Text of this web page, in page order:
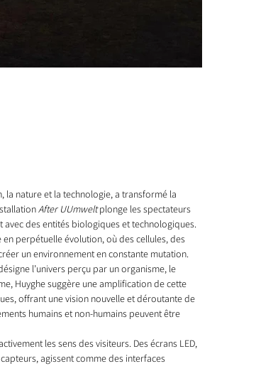
la nature et la technologie, a transformé la
After UUmwelt plonge les spectateurs
avec des entités biologiques et technologiques.
perpétuelle évolution, où des cellules, des
un environnement en constante mutation.
l’univers perçu par un organisme, le
Huyghe suggère une amplification de cette
offrant une vision nouvelle et déroutante de
humains et non-humains peuvent être
les sens des visiteurs. Des écrans LED,
agissent comme des interfaces